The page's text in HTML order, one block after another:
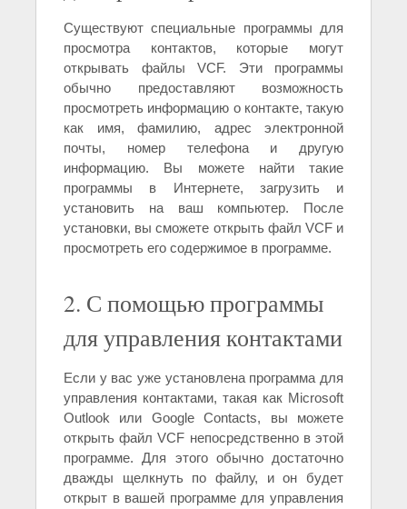
Существуют специальные программы для
просмотра контактов, которые могут
открывать файлы VCF. Эти программы
обычно предоставляют возможность
просмотреть информацию о контакте, такую
как имя, фамилию, адрес электронной
почты, номер телефона и другую
информацию. Вы можете найти такие
программы в Интернете, загрузить и
установить на ваш компьютер. После
установки, вы сможете открыть файл VCF и
просмотреть его содержимое в программе.
2. С помощью программы
для управления контактами
Если у вас уже установлена программа для
управления контактами, такая как Microsoft
Outlook или Google Contacts, вы можете
открыть файл VCF непосредственно в этой
программе. Для этого обычно достаточно
дважды щелкнуть по файлу, и он будет
открыт в вашей программе для управления